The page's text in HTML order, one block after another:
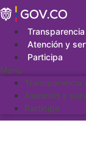
Saltar
al
contenido
Atención y
Participa
Menu
Transparencia
Atención y
Participa